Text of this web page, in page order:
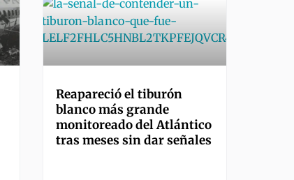
Reapareció el tiburón
blanco más grande
monitoreado del Atlántico
tras meses sin dar señales